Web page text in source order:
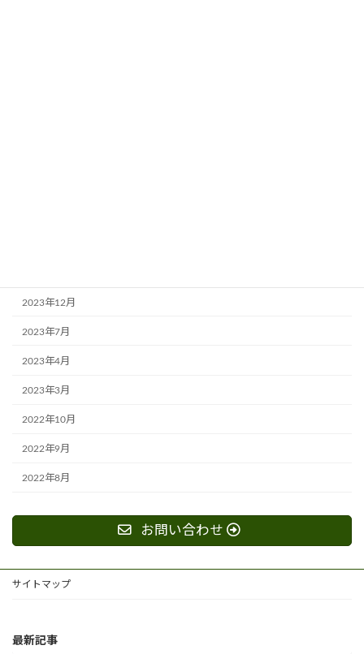
2023年12月
2023年7月
2023年4月
2023年3月
2022年10月
2022年9月
2022年8月
お問い合わせ
サイトマップ
最新記事